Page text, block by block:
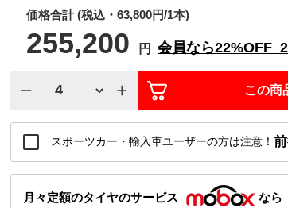
価格合計 (税込・ 63,800円/1本)
255,200 円 会員なら22%OFF
この商
スポーツカー・輸入車ユーザーの方は注意！
月々定額のタイヤのサービス なら